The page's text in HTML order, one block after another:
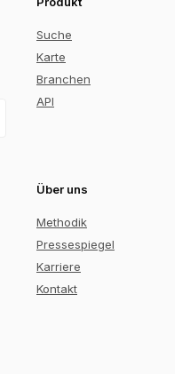
Suche
Karte
Branchen
API
Über uns
Methodik
Pressespiegel
Karriere
Kontakt